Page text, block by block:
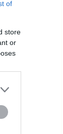
of
store
or
Chenier
Anette
Lansbury
Anna
Vinnitskaya
1) Annie Hall
Anthony Roth
Antonio